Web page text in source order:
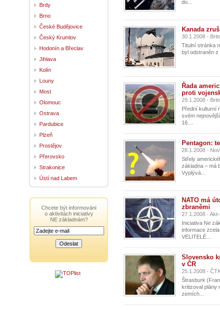
do...
Kanada
30.1.2008 -
Titulní stránka
byl odstraněn
Řada
proti
29.1.2008 -
Přední kulturní
svém
16....
Pentagon:
28.1.2008 -
Střely
základna – má
Vyplývá...
NATO má
zbraněmi
27.1.2008 -
Iniciativa Ne
informace
VELITELÉ...
Slovensko
v ČR
25.1.2008 -
Štrasburk
kritizoval plány
zemích...
Brdy
Brno
České Budějovice
Český Krumlov
Hodonín a Břeclav
Jihlava
Kolín
Louny
Most
Olomouc
Ostrava
Pardubice
Plzeň
Prostějov
Přerovsko
Strakonice
Ústí nad Labem
Chcete být informováni
o aktivitách iniciativy
NE základnám?